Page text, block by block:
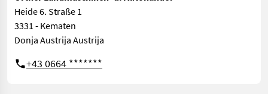
Heide 6. Straße 1
3331 - Kematen
Donja Austrija Austrija
+43 0664 *******